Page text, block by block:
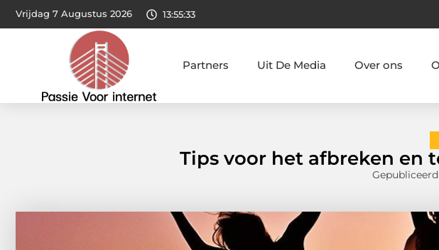
Vrijdag 7 Augustus 2026 13:55:35
Partners Uit De Media Over ons
Tips voor het afbreken en